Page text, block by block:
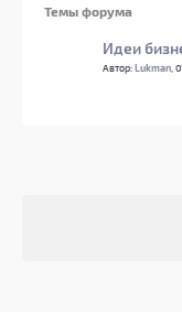
Темы форума
Идеи
Автор:Lukman ,